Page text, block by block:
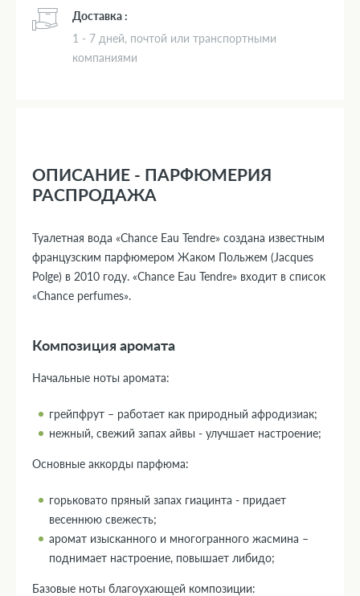
Доставка :
1 - 7 дней, почтой или транспортными
компаниями
ОПИСАНИЕ - ПАРФЮМЕРИЯ
РАСПРОДАЖА
Туалетная вода «Chance Eau Tendre» создана известным
французским парфюмером Жаком Польжем (Jacques
Polge) в 2010 году. «Chance Eau Tendre» входит в список
«Chance perfumes».
Композиция аромата
Начальные ноты аромата:
грейпфрут – работает как природный афродизиак;
нежный, свежий запах айвы - улучшает настроение;
Основные аккорды парфюма:
горьковато пряный запах гиацинта - придает
весеннюю свежесть;
аромат изысканного и многогранного жасмина –
поднимает настроение, повышает либидо;
Базовые ноты благоухающей композиции: